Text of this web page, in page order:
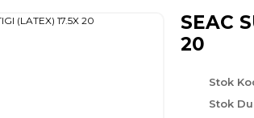
SEAC
20
Stok
Stok